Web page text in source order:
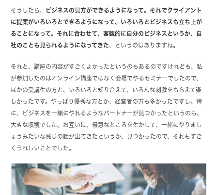
そうしたら、
ビジネスの見方ができるようになって。それでクライアント
に提案がいろいろとできるようになって、いろいろとビジネスも立ち上が
ることになって。それに合わせて、客観的に自分のビジネスというか、自
社のことも見られるようになってきた、というのはありますね。
それと、講座の内容がすごくよかったというのもあるのですけれども、私
が参加したのはオンライン講座ではなく会場でやるセミナーでしたので、
ほかの受講生の方と、いろいろと知り合えて、いろんな刺激をもらえて楽
しかったです。やっぱり優秀な方とか、経営者の方も多かったですし。特
に、ビジネスを一緒にやれるようなパートナーが見つかったというのも、
大きな収穫でした。お互いに、得意なところを生かして、一緒にやりまし
ょうみたいな感じの話が出てきたというか、見つかったので、それもすご
くうれしいことでした。